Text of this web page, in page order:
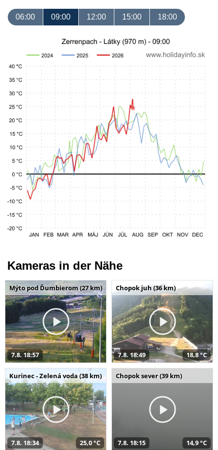
06:00 09:00 12:00 15:00 18:00
Kameras in der Nähe
Mýto pod Ďumbierom (27 km)
7.8. 18:57
Chopok juh (36 km)
7.8. 18:49 18,8 °C
Kurinec - Zelená voda (38 km)
7.8. 18:34 25,0 °C
Chopok sever (39 km)
7.8. 18:15 14,9 °C